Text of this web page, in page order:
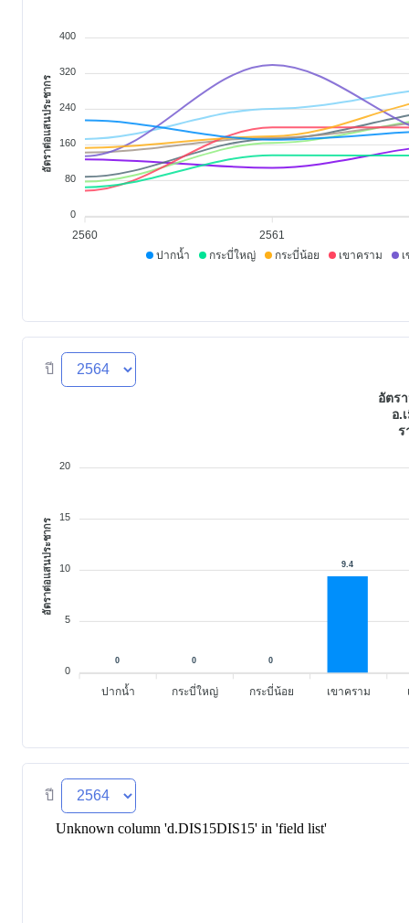
ปากน้ำ กระบี่ใหญ่ กระบี่น้อย เขาคราม
2560 2561
400
320
240
160
80
0
อัตราต่อแสนประชากร
ปี
ปากน้ำ กระบี่ใหญ่ กระบี่น้อย เขาคราม
0 0 0
9.4
อัตร
อ.
ร
20
15
10
5
0
อัตราต่อแสนประชากร
ปี